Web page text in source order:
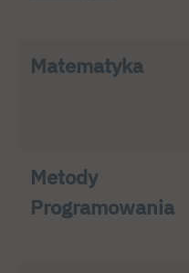
Matematyka
Metody
Programowania